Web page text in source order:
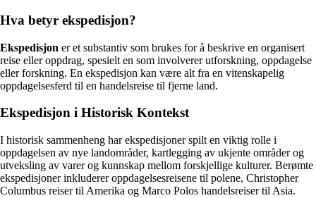
Hva betyr ekspedisjon?
Ekspedisjon er et substantiv som brukes for å beskrive en organisert
reise eller oppdrag, spesielt en som involverer utforskning, oppdagelse
eller forskning. En ekspedisjon kan være alt fra en vitenskapelig
oppdagelsesferd til en handelsreise til fjerne land.
Ekspedisjon i Historisk Kontekst
I historisk sammenheng har ekspedisjoner spilt en viktig rolle i
oppdagelsen av nye landområder, kartlegging av ukjente områder og
utveksling av varer og kunnskap mellom forskjellige kulturer. Berømte
ekspedisjoner inkluderer oppdagelsesreisene til polene, Christopher
Columbus reiser til Amerika og Marco Polos handelsreiser til Asia.